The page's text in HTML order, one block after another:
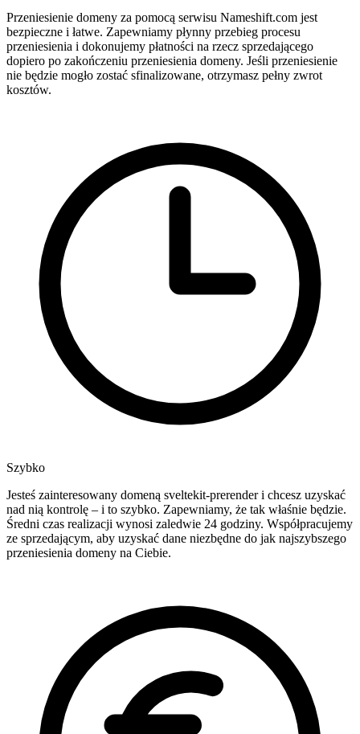
Przeniesienie domeny za pomocą serwisu Nameshift.com jest
bezpieczne i łatwe. Zapewniamy płynny przebieg procesu
przeniesienia i dokonujemy płatności na rzecz sprzedającego
dopiero po zakończeniu przeniesienia domeny. Jeśli przeniesienie
nie będzie mogło zostać sfinalizowane, otrzymasz pełny zwrot
kosztów.
Szybko
Jesteś zainteresowany domeną sveltekit-prerender i chcesz uzyskać
nad nią kontrolę – i to szybko. Zapewniamy, że tak właśnie będzie.
Średni czas realizacji wynosi zaledwie 24 godziny. Współpracujemy
ze sprzedającym, aby uzyskać dane niezbędne do jak najszybszego
przeniesienia domeny na Ciebie.